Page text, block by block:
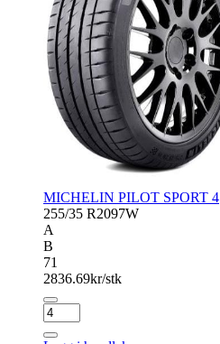
MICHELIN PILOT SPORT 4
255/35 R2097W
A
B
71
2836.69kr/stk
MICHELIN
PILOT